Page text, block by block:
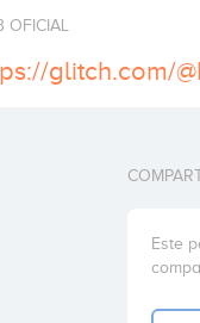
OFICIAL
glitch.com/
Este